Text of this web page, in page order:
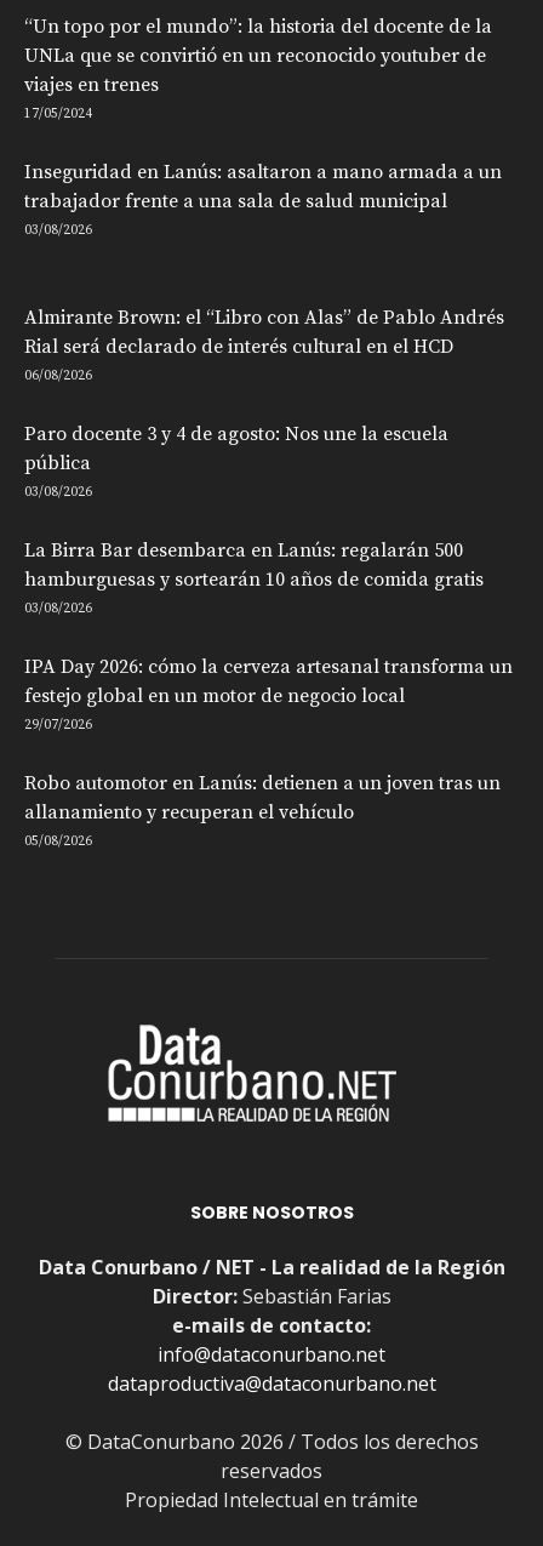
“Un topo por el mundo”: la historia del docente de la
UNLa que se convirtió en un reconocido youtuber de
viajes en trenes
17/05/2024
Inseguridad en Lanús: asaltaron a mano armada a un
trabajador frente a una sala de salud municipal
03/08/2026
Almirante Brown: el “Libro con Alas” de Pablo Andrés
Rial será declarado de interés cultural en el HCD
06/08/2026
Paro docente 3 y 4 de agosto: Nos une la escuela
pública
03/08/2026
La Birra Bar desembarca en Lanús: regalarán 500
hamburguesas y sortearán 10 años de comida gratis
03/08/2026
IPA Day 2026: cómo la cerveza artesanal transforma un
festejo global en un motor de negocio local
29/07/2026
Robo automotor en Lanús: detienen a un joven tras un
allanamiento y recuperan el vehículo
05/08/2026
SOBRE NOSOTROS
Data Conurbano / NET - La realidad de la Región
Director:Sebastián Farias
e-mails de contacto:
info@dataconurbano.net
dataproductiva@dataconurbano.net
© DataConurbano 2026 / Todos los derechos
reservados
Propiedad Intelectual en trámite